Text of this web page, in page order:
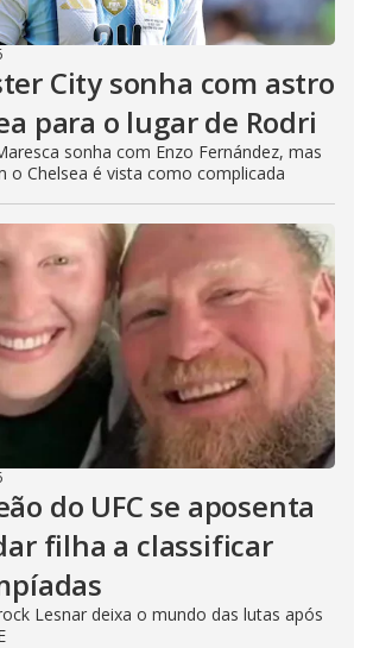
City sonha com astro
para o lugar de Rodri
sonha com Enzo Fernández, mas
o Chelsea é vista como complicada
do UFC se aposenta
filha a classificar
Lesnar deixa o mundo das lutas após